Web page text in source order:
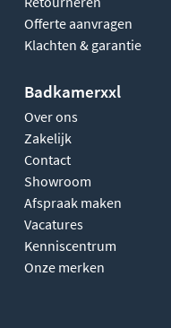
Offerte aanvragen
Klachten & garantie
Badkamerxxl
Over ons
Zakelijk
Contact
Showroom
Afspraak maken
Vacatures
Kenniscentrum
Onze merken